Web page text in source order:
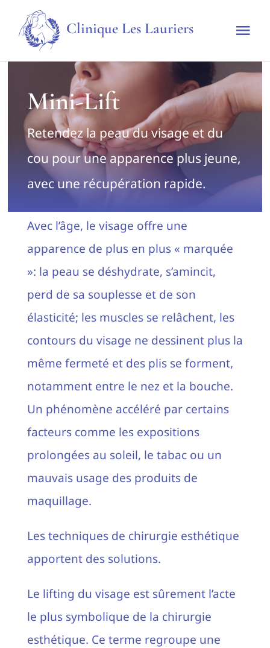
Clinique Les Lauriers
La clinique
Techniques & Traitements
Tarifs
Prendre rendez-vous
Mini-Lift
Retendez la peau du visage et du
cou pour une apparence plus jeune,
avec une récupération rapide.
Avec l’âge, le visage offre une
apparence de plus en plus « marquée
»: la peau se déshydrate, s’amincit,
perd de sa souplesse et de son
élasticité; les muscles se relâchent, les
contours du visage ne dessinent plus la
même fermeté et des plis se forment,
notamment entre le nez et la bouche.
Un phénomène accéléré par certains
facteurs comme les expositions
prolongées au soleil, le tabac ou un
mauvais usage des produits de
maquillage.
Les techniques de chirurgie esthétique
apportent des solutions.
Le lifting du visage est sûrement l’acte
le plus symbolique de la chirurgie
esthétique. Ce terme regroupe une